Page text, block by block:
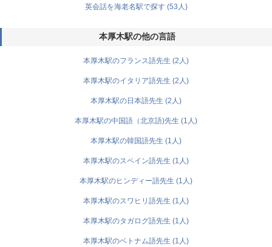
英会話を海老名駅で探す (53人)
本厚木駅の他の言語
本厚木駅のフランス語先生 (2人)
本厚木駅のイタリア語先生 (2人)
本厚木駅の日本語先生 (2人)
本厚木駅の中国語（北京語)先生 (1人)
本厚木駅の韓国語先生 (1人)
本厚木駅のスペイン語先生 (1人)
本厚木駅のヒンディー語先生 (1人)
本厚木駅のスワヒリ語先生 (1人)
本厚木駅のタガログ語先生 (1人)
本厚木駅のベトナム語先生 (1人)